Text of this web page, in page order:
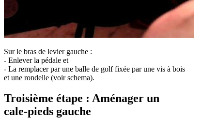
Sur le bras de levier gauche :
- Enlever la pédale et
- La remplacer par une balle de golf fixée par une vis à bois
et une rondelle (voir schema).
Troisième étape : Aménager un
cale-pieds gauche